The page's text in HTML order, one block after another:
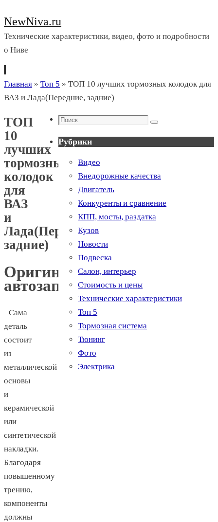
NewNiva.ru
Технические характеристики, видео, фото и подробности
о Ниве
Перейти
к
Главная » Топ 5 » ТОП 10 лучших тормозных колодок для
ВАЗ и Лада(Передние, задние)
ТОП
10
лучших
тормозных
колодок
для
ВАЗ
и
Лада(Передние,
задние)
Оригинальные
автозапчасти
Сама
деталь
состоит
из
металлической
основы
и
керамической
или
синтетической
накладки.
Благодаря
повышенному
трению,
компоненты
должны
Поиск
Поиск
Рубрики
Видео
Внедорожные качества
Двигатель
Конкуренты и сравнение
КПП, мосты, раздатка
Кузов
Новости
Подвеска
Салон, интерьер
Стоимость и цены
Технические характеристики
Топ 5
Тормозная система
Тюнинг
Фото
Электрика